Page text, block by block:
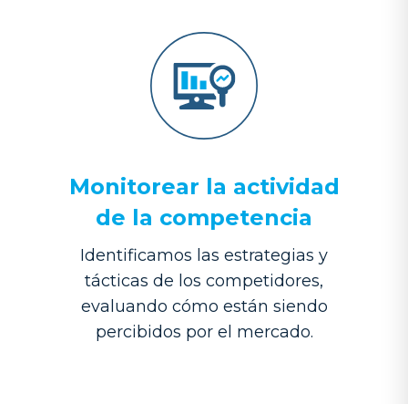
Monitorear la actividad
de la competencia
Identificamos las estrategias y
tácticas de los competidores,
evaluando cómo están siendo
percibidos por el mercado.